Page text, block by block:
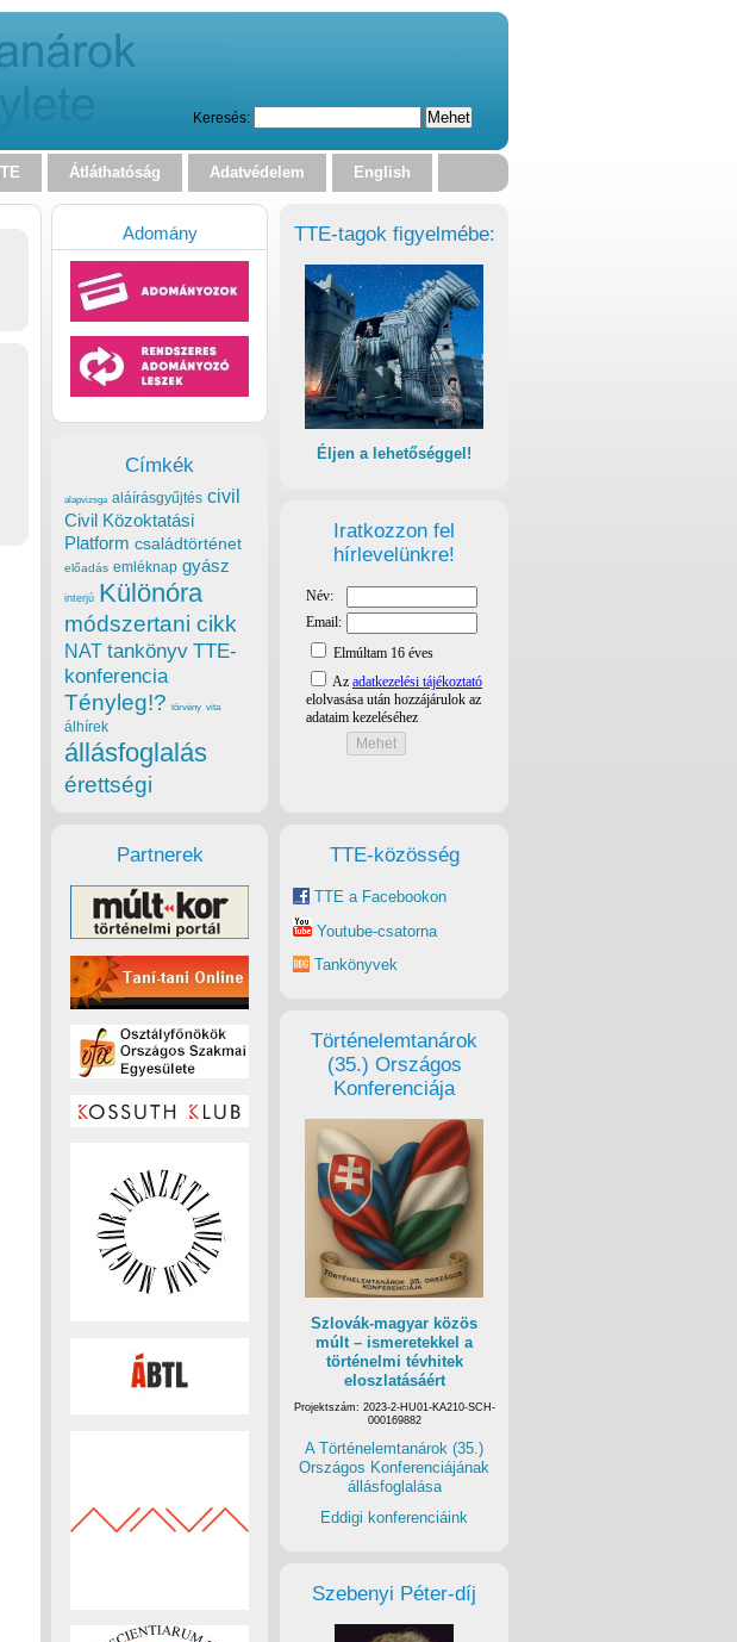
Keresés:
Átláthatóság Adatvédelem English
TTE-tagok figyelmébe:
Éljen a lehetőséggel!
Iratkozzon fel
hírlevelünkre!
TTE-közösség
TTE a Facebookon
Youtube-csatorna
Tankönyvek
Történelemtanárok
(35.) Országos
Konferenciája
Szlovák-magyar közös
múlt – ismeretekkel a
történelmi tévhitek
eloszlatásáért
Projektszám: 2023-2-HU01-KA210-SCH-
000169882
A Történelemtanárok (35.)
Országos Konferenciájának
állásfoglalása
Eddigi konferenciáink
Szebenyi Péter-díj
Adomány
Címkék
alapvizsga aláírásgyűjtés civil
Civil Közoktatási
Platform családtörténet
előadás emléknap gyász
interjú Különóra
módszertani cikk
NAT tankönyv TTE-
konferencia
Tényleg!? törvény vita
álhírek
állásfoglalás
érettségi
Partnerek